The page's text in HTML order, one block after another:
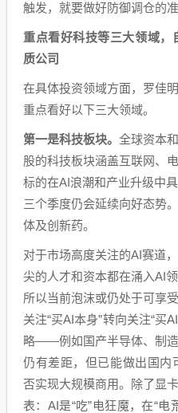
触发，就要做好防御调仓的
重点看好科技等三大领域，
质公司
在具体投资领域方面，罗佳
重点看好以下三大领域。
第一是科技板块。 全球资本
股的科技板块涵盖互联网、
标的在AI浪潮和产业升级中
三个季度仍会延续向好态势
体及创新药。
对于市场高度关注的AI赛道
尖的人才和资本都在涌入AI
所以当前泡沫或仍处于可享
关注“买AI本身”转向关注“买
略——例如国产半导体、制
仍有差距，但已能做出国内
否实现大规模商用。除了显
表：AI是“吃”电狂魔，在“